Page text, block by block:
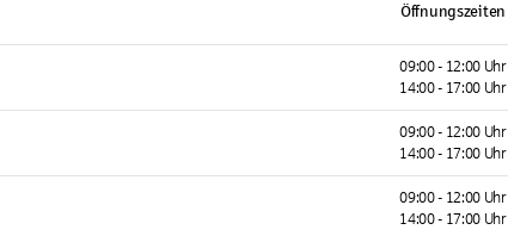
Öffnungszeiten
09:00 - 12:00 Uhr
14:00 - 17:00 Uhr
09:00 - 12:00 Uhr
14:00 - 17:00 Uhr
09:00 - 12:00 Uhr
14:00 - 17:00 Uhr